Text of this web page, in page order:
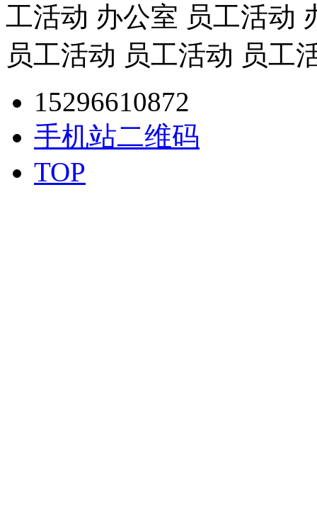
工活动 办公室 员工活动
员工活动 员工活动 员工
15296610872
手机站二维码
TOP